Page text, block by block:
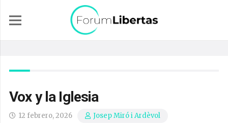
Vox y la Iglesia
12 febrero, 2026
Josep Miró i Ardèvol